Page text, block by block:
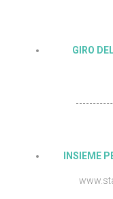
GIRO
INSIEME